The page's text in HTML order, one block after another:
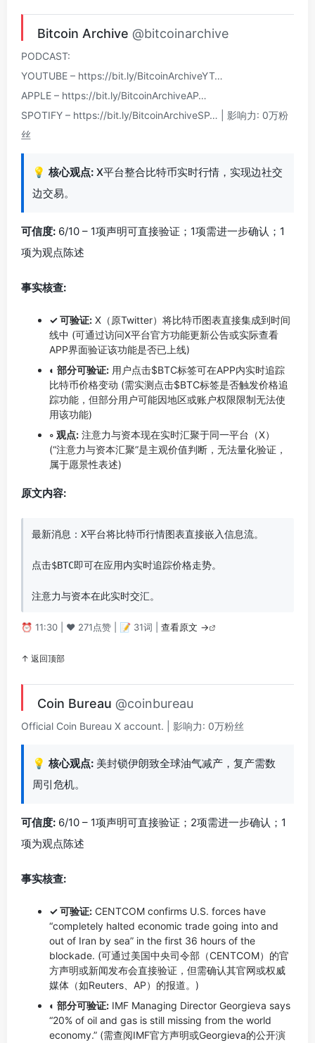
Bitcoin Archive @bitcoinarchive
PODCAST:
YOUTUBE – https://bit.ly/BitcoinArchiveYT…
APPLE – https://bit.ly/BitcoinArchiveAP…
SPOTIFY – https://bit.ly/BitcoinArchiveSP… | 影响力: 0万粉
丝
💡 核心观点: X平台整合比特币实时行情，实现边社交
边交易。
可信度: 6/10 – 1项声明可直接验证；1项需进一步确认；1
项为观点陈述
事实核查:
✓ 可验证: X（原Twitter）将比特币图表直接集成到时间
线中 (可通过访问X平台官方功能更新公告或实际查看
APP界面验证该功能是否已上线)
◐ 部分可验证: 用户点击$BTC标签可在APP内实时追踪
比特币价格变动 (需实测点击$BTC标签是否触发价格追
踪功能，但部分用户可能因地区或账户权限限制无法使
用该功能)
◦ 观点: 注意力与资本现在实时汇聚于同一平台（X）
(“注意力与资本汇聚”是主观价值判断，无法量化验证，
属于愿景性表述)
原文内容:
最新消息：X平台将比特币行情图表直接嵌入信息流。
点击$BTC即可在应用内实时追踪价格走势。
注意力与资本在此实时交汇。
⏰ 11:30 | ❤️ 271点赞 | 📝 31词 | 查看原文 →
↑ 返回顶部
Coin Bureau @coinbureau
Official Coin Bureau X account. | 影响力: 0万粉丝
💡 核心观点: 美封锁伊朗致全球油气减产，复产需数
周引危机。
可信度: 6/10 – 1项声明可直接验证；2项需进一步确认；1
项为观点陈述
事实核查:
✓ 可验证: CENTCOM confirms U.S. forces have
“completely halted economic trade going into and
out of Iran by sea” in the first 36 hours of the
blockade. (可通过美国中央司令部（CENTCOM）的官
方声明或新闻发布会直接验证，但需确认其官网或权威
媒体（如Reuters、AP）的报道。)
◐ 部分可验证: IMF Managing Director Georgieva says
“20% of oil and gas is still missing from the world
economy.” (需查阅IMF官方声明或Georgieva的公开演